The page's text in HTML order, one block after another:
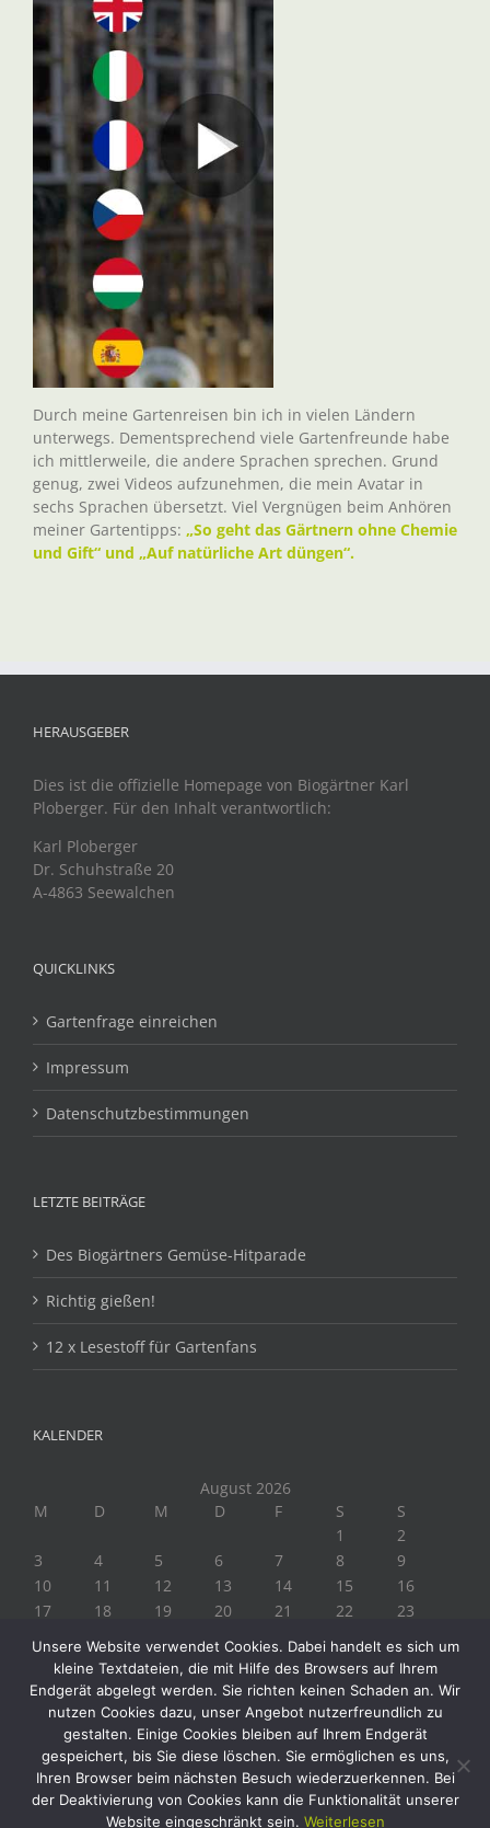
Durch meine Gartenreisen bin ich in vielen Ländern
unterwegs. Dementsprechend viele Gartenfreunde habe
ich mittlerweile, die andere Sprachen sprechen. Grund
genug, zwei Videos aufzunehmen, die mein Avatar in
sechs Sprachen übersetzt. Viel Vergnügen beim Anhören
meiner Gartentipps: „So geht das Gärtnern ohne Chemie
und Gift“ und „Auf natürliche Art düngen“.
HERAUSGEBER
Dies ist die offizielle Homepage von Biogärtner Karl
Ploberger. Für den Inhalt verantwortlich:
Karl Ploberger
Dr. Schuhstraße 20
A-4863 Seewalchen
QUICKLINKS
Gartenfrage einreichen
Impressum
Datenschutzbestimmungen
LETZTE BEITRÄGE
Des Biogärtners Gemüse-Hitparade
Richtig gießen!
12 x Lesestoff für Gartenfans
KALENDER
August 2026
M
D M D F S
S
1
2
3
4 5 6 7 8
9
10
11 12 13 14 15
16
17
18 19 20 21 22
23
« Juli
Unsere Website verwendet Cookies. Dabei handelt es sich um
kleine Textdateien, die mit Hilfe des Browsers auf Ihrem
Endgerät abgelegt werden. Sie richten keinen Schaden an. Wir
nutzen Cookies dazu, unser Angebot nutzerfreundlich zu
gestalten. Einige Cookies bleiben auf Ihrem Endgerät
gespeichert, bis Sie diese löschen. Sie ermöglichen es uns,
Ihren Browser beim nächsten Besuch wiederzuerkennen. Bei
der Deaktivierung von Cookies kann die Funktionalität unserer
Website eingeschränkt sein. Weiterlesen